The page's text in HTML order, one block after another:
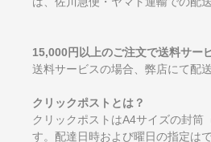
15,000円以上のご注文で送料サー
送料サービスの場合、弊店にて配
クリックポストとは？
クリックポストはA4サイズの封筒
す。配達日時および曜日の指定は